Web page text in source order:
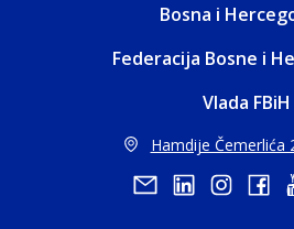
Bosna i
Federacija Bosne i
Vlada FBiH
Hamdije Čemerlića